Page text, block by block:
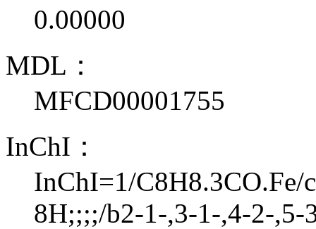
0.00000
MDL：
MFCD00001755
InChI：
InChI=1/
8H;;;;/b2-1-,3-1-,4-2-